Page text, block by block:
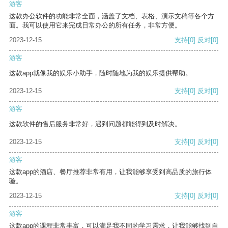
游客
这款办公软件的功能非常全面，涵盖了文档、表格、演示文稿等各个方
面。我可以使用它来完成日常办公的所有任务，非常方便。
2023-12-15
支持[0] 反对[0]
游客
这款app就像我的娱乐小助手，随时随地为我的娱乐提供帮助。
2023-12-15 支持[0] 反对[0]
游客
这款软件的售后服务非常好，遇到问题都能得到及时解决。
2023-12-15 支持[0] 反对[0]
游客
这款app的酒店、餐厅推荐非常有用，让我能够享受到高品质的旅行体
验。
2023-12-15
支持[0] 反对[0]
游客
这款app的课程非常丰富，可以满足我不同的学习需求，让我能够找到自